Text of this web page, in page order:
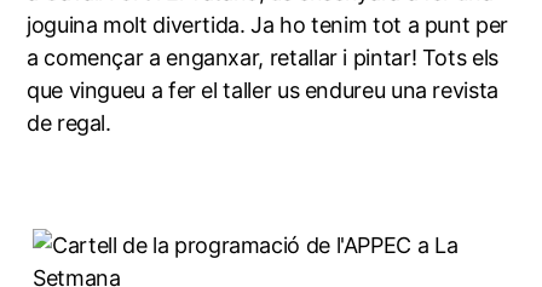
joguina molt divertida. Ja ho tenim tot a punt per
a començar a enganxar, retallar i pintar! Tots els
que vingueu a fer el taller us endureu una revista
de regal.